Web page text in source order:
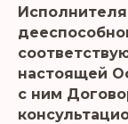
настоящей
с ним